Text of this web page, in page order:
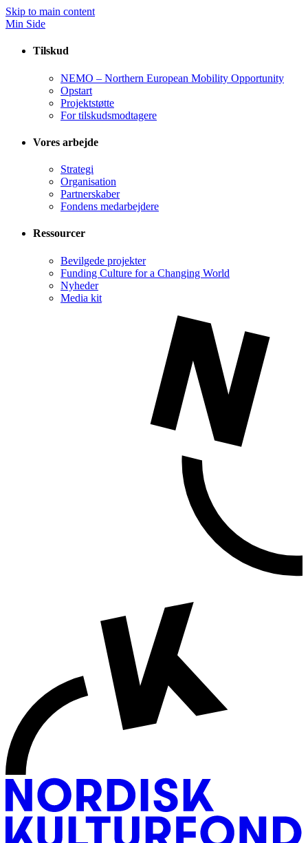
Skip to main content
Min Side
Tilskud
NEMO – Northern European Mobility Opportunity
Opstart
Projektstøtte
For tilskudsmodtagere
Vores arbejde
Strategi
Organisation
Partnerskaber
Fondens medarbejdere
Ressourcer
Bevilgede projekter
Funding Culture for a Changing World
Nyheder
Media kit